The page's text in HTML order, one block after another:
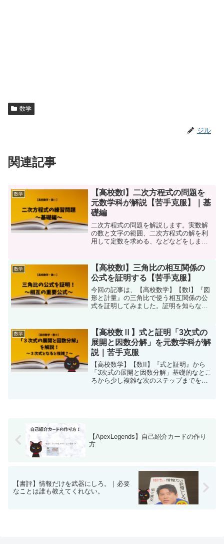
数学
ジル
関連記事
数学
【高校数I】二次方程式の問題を
元数学科が解説【苦手克服】｜基
礎編
二次方程式の問題を解説します。実数解
の数と文字の範囲、二次方程式の解を利
用して定数を求める、などなどをしま
たいので頑張りましょう！
数学
【高校数I】三角比の相互関係の
公式を証明する【苦手克服】
今回の記事は、【高校数学】【数I】『図
形と計量』の三角比で使う相互関係の公
式を証明してみました。証明を知らなく
りたい方、証明を理解した方が覚えられ
る方はぜひご覧ください。
数学
【高校数Ⅱ】式と証明「3次式の
展開と因数分解」を元数学科が解
説｜苦手克服
【高校数学】【数II】『式と証明』から
「3次式の展開と因数分解」基礎的なとこ
ろから少し複雑な次のステップまでを詳
【ApexLegends】自己紹介カードの作り
方
【書評】情報だけを武器にしろ。｜必要
なことは誰も教えてくれない。